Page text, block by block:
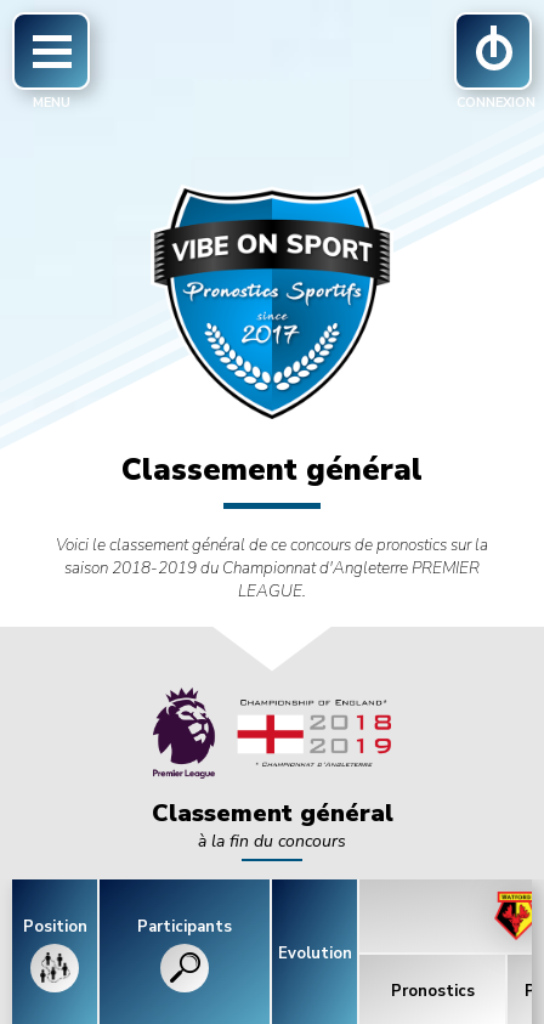
Classement général
Voici le classement général de ce concours de pronostics sur la
saison 2018-2019 du Championnat d'Angleterre PREMIER
LEAGUE.
Classement général
à la fin du concours
Position
Participants
Evolution
Pronostics